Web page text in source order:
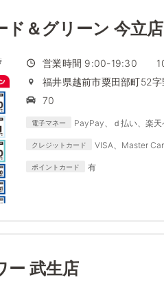
ド＆グリーン 今立店
営業時間 9:00-19:30 10
福井県越前市粟田部町52字
70
電子マネー
PayPay、ｄ払い、楽天
クレジットカード
VISA、Master
ポイントカード 有
ー 武生店